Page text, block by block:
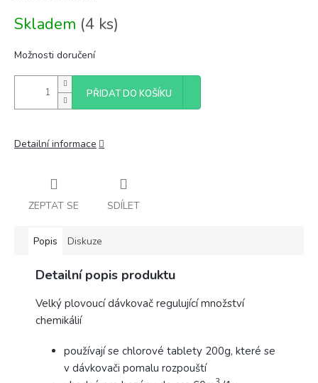
cena:
Skladem (4 ks)
Možnosti doručení
PŘIDAT DO KOŠÍKU
Detailní informace
ZEPTAT SE SDÍLET
Popis Diskuze
Detailní popis produktu
Velký plovoucí dávkovač regulující množství
chemikálií
používají se chlorové tablety 200g, které se
v dávkovači pomalu rozpouští